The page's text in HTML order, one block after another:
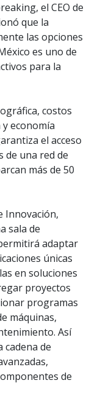
el CEO de
que la
las opciones
es uno de
para la
costos
economía
el acceso
de una red de
más de 50
Innovación,
sala de
adaptar
únicas
en soluciones
proyectos
programas
máquinas,
Así
de
de